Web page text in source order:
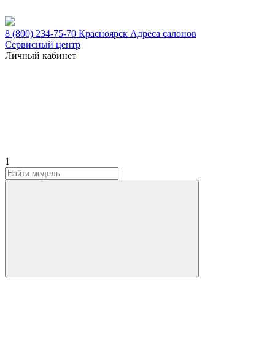
8 (800) 234-75-70 Красноярск Адреса салонов
Сервисный центр
Личный кабинет
1